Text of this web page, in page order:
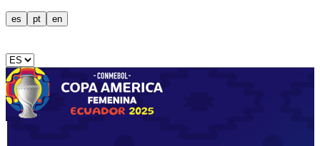
es pt en